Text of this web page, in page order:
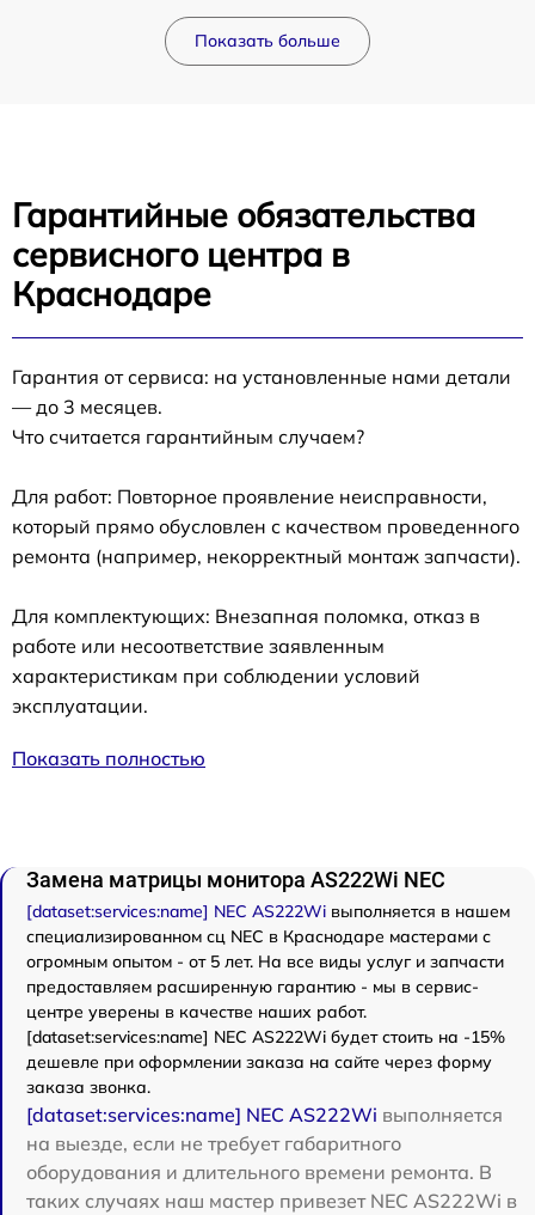
Показать больше
Гарантийные обязательства
сервисного центра в
Краснодаре
Гарантия от сервиса: на установленные нами детали
— до 3 месяцев.
Что считается гарантийным случаем?
Для работ: Повторное проявление неисправности,
который прямо обусловлен с качеством проведенного
ремонта (например, некорректный монтаж запчасти).
Для комплектующих: Внезапная поломка, отказ в
работе или несоответствие заявленным
характеристикам при соблюдении условий
эксплуатации.
Показать полностью
Замена матрицы монитора AS222Wi NEC
[dataset:services:name] NEC AS222Wi выполняется в нашем
специализированном сц NEC в Краснодаре мастерами с
огромным опытом - от 5 лет. На все виды услуг и запчасти
предоставляем расширенную гарантию - мы в сервис-
центре уверены в качестве наших работ.
[dataset:services:name] NEC AS222Wi будет стоить на -15%
дешевле при оформлении заказа на сайте через форму
заказа звонка.
[dataset:services:name] NEC AS222Wi выполняется
на выезде, если не требует габаритного
оборудования и длительного времени ремонта. В
таких случаях наш мастер привезет NEC AS222Wi в